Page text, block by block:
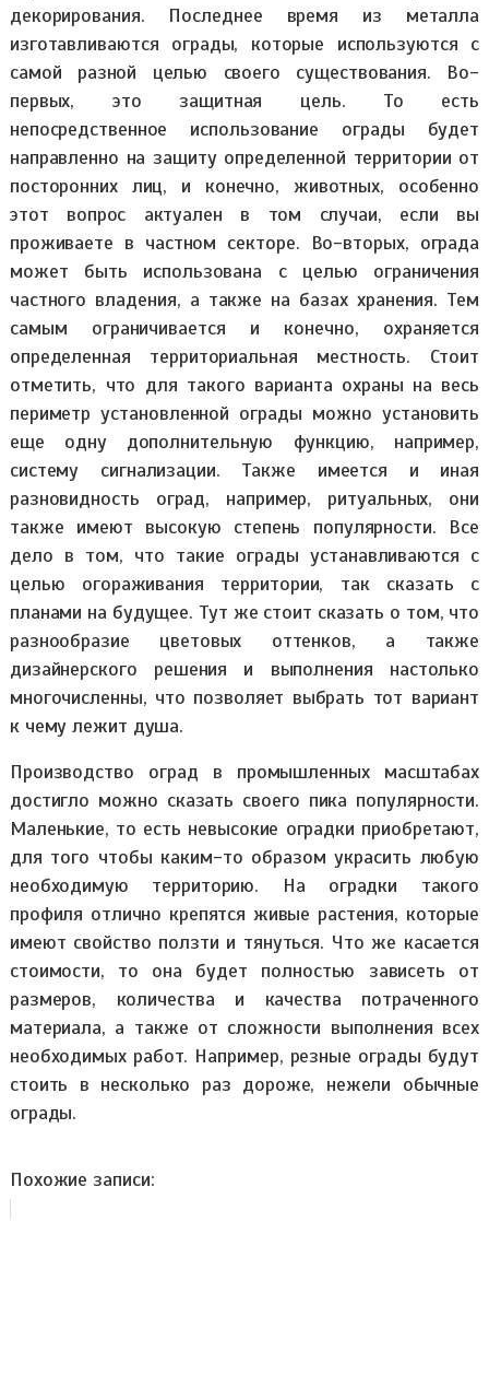
декорирования. Последнее время из металла
изготавливаются ограды, которые используются с
самой разной целью своего существования. Во-
первых, это защитная цель. То есть
непосредственное использование ограды будет
направленно на защиту определенной территории от
посторонних лиц, и конечно, животных, особенно
этот вопрос актуален в том случаи, если вы
проживаете в частном секторе. Во-вторых, ограда
может быть использована с целью ограничения
частного владения, а также на базах хранения. Тем
самым ограничивается и конечно, охраняется
определенная территориальная местность. Стоит
отметить, что для такого варианта охраны на весь
периметр установленной ограды можно установить
еще одну дополнительную функцию, например,
систему сигнализации. Также имеется и иная
разновидность оград, например, ритуальных, они
также имеют высокую степень популярности. Все
дело в том, что такие ограды устанавливаются с
целью огораживания территории, так сказать с
планами на будущее. Тут же стоит сказать о том, что
разнообразие цветовых оттенков, а также
дизайнерского решения и выполнения настолько
многочисленны, что позволяет выбрать тот вариант
к чему лежит душа.
Производство оград в промышленных масштабах
достигло можно сказать своего пика популярности.
Маленькие, то есть невысокие оградки приобретают,
для того чтобы каким-то образом украсить любую
необходимую территорию. На оградки такого
профиля отлично крепятся живые растения, которые
имеют свойство ползти и тянуться. Что же касается
стоимости, то она будет полностью зависеть от
размеров, количества и качества потраченного
материала, а также от сложности выполнения всех
необходимых работ. Например, резные ограды будут
стоить в несколько раз дороже, нежели обычные
ограды.
Похожие записи: